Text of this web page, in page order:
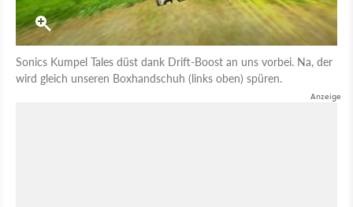
Sonics Kumpel Tales düst dank Drift-Boost an uns vorbei. Na, der
wird gleich unseren Boxhandschuh (links oben) spüren.